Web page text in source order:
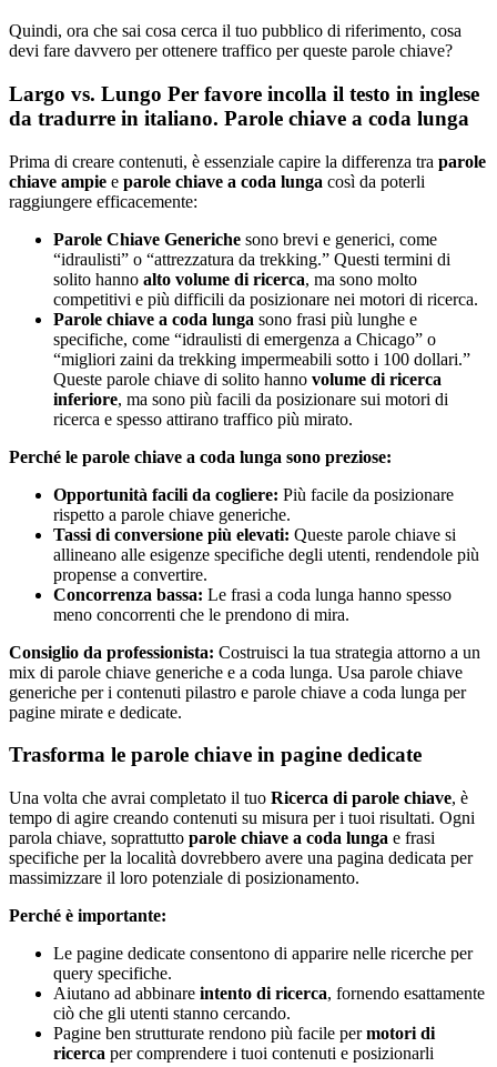
Quindi, ora che sai cosa cerca il tuo pubblico di riferimento, cosa
devi fare davvero per ottenere traffico per queste parole chiave?
Largo vs. Lungo Per favore incolla il testo in inglese
da tradurre in italiano. Parole chiave a coda lunga
Prima di creare contenuti, è essenziale capire la differenza tra parole
chiave ampie e parole chiave a coda lunga così da poterli
raggiungere efficacemente:
Parole Chiave Generiche sono brevi e generici, come
“idraulisti” o “attrezzatura da trekking.” Questi termini di
solito hanno alto volume di ricerca, ma sono molto
competitivi e più difficili da posizionare nei motori di ricerca.
Parole chiave a coda lunga sono frasi più lunghe e
specifiche, come “idraulisti di emergenza a Chicago” o
“migliori zaini da trekking impermeabili sotto i 100 dollari.”
Queste parole chiave di solito hanno volume di ricerca
inferiore, ma sono più facili da posizionare sui motori di
ricerca e spesso attirano traffico più mirato.
Perché le parole chiave a coda lunga sono preziose:
Opportunità facili da cogliere: Più facile da posizionare
rispetto a parole chiave generiche.
Tassi di conversione più elevati: Queste parole chiave si
allineano alle esigenze specifiche degli utenti, rendendole più
propense a convertire.
Concorrenza bassa: Le frasi a coda lunga hanno spesso
meno concorrenti che le prendono di mira.
Consiglio da professionista: Costruisci la tua strategia attorno a un
mix di parole chiave generiche e a coda lunga. Usa parole chiave
generiche per i contenuti pilastro e parole chiave a coda lunga per
pagine mirate e dedicate.
Trasforma le parole chiave in pagine dedicate
Una volta che avrai completato il tuo Ricerca di parole chiave, è
tempo di agire creando contenuti su misura per i tuoi risultati. Ogni
parola chiave, soprattutto parole chiave a coda lunga e frasi
specifiche per la località dovrebbero avere una pagina dedicata per
massimizzare il loro potenziale di posizionamento.
Perché è importante:
Le pagine dedicate consentono di apparire nelle ricerche per
query specifiche.
Aiutano ad abbinare intento di ricerca, fornendo esattamente
ciò che gli utenti stanno cercando.
Pagine ben strutturate rendono più facile permotori di
ricerca per comprendere i tuoi contenuti e posizionarli